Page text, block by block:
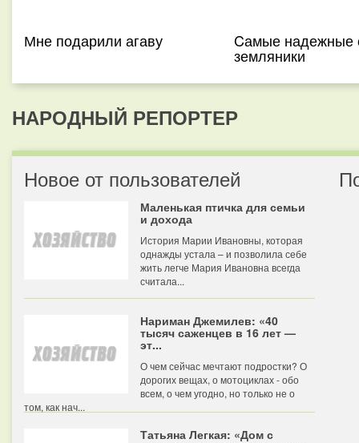
Мне подарили агаву Cамые надежные
земляники
НАРОДНЫЙ РЕПОРТЕР
Новое от пользователей
Маленькая птичка для семьи
и дохода
История Марии Ивановны, которая
однажды устала – и позволила себе
жить легче Мария Ивановна всегда
считала...
Нариман Джемилев: «40
тысяч саженцев в 16 лет —
эт...
О чем сейчас мечтают подростки? О
дорогих вещах, о мотоциклах - обо
всем, о чем угодно, но только не о
том, как нач...
Татьяна Легкая: «Дом с